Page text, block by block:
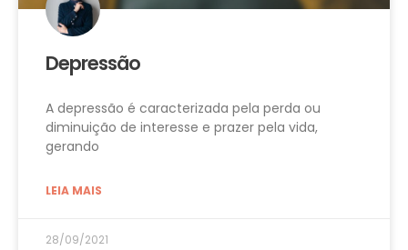
Depressão
A depressão é caracterizada pela perda ou
diminuição de interesse e prazer pela vida,
gerando
LEIA MAIS
28/09/2021